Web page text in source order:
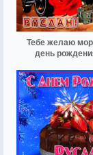
Тебе желаю
день